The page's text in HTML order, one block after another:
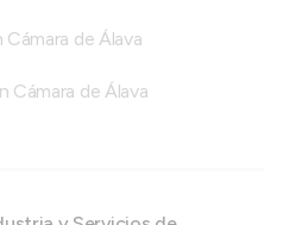
de Álava
Cámara de Álava